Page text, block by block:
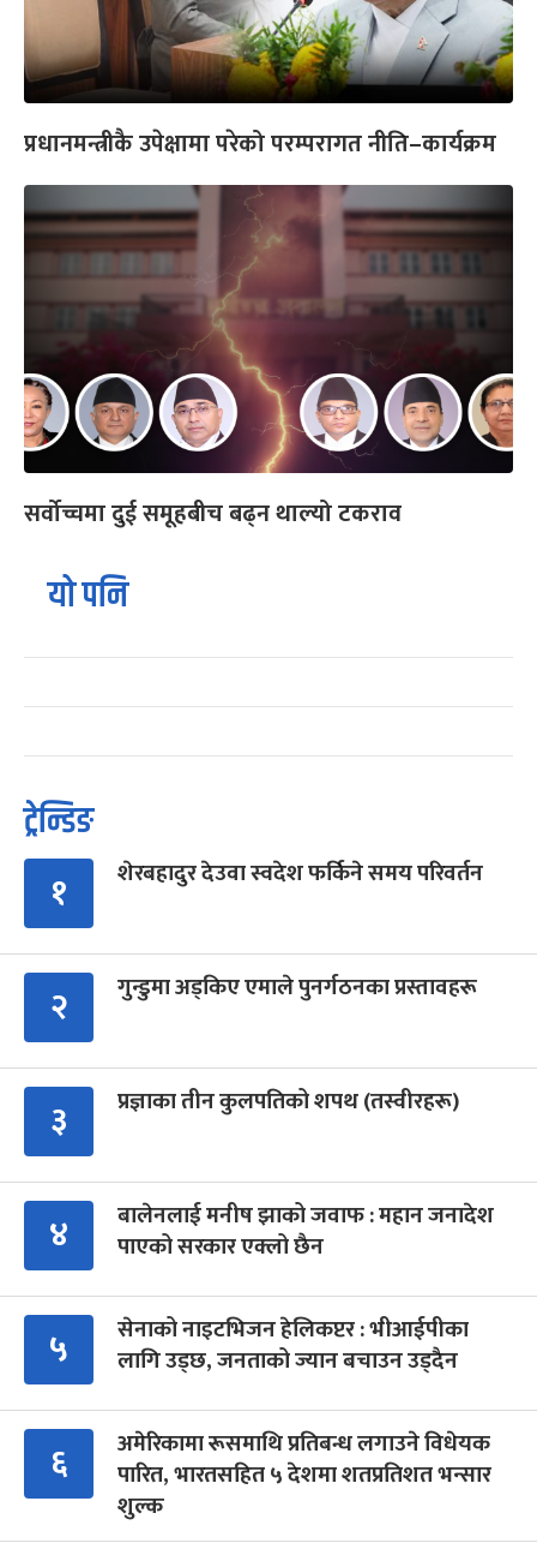
प्रधानमन्त्रीकै उपेक्षामा परेको परम्परागत नीति–कार्यक्रम
सर्वोच्चमा दुई समूहबीच बढ्न थाल्यो टकराव
यो पनि
ट्रेन्डिङ
१ शेरबहादुर देउवा स्वदेश फर्किने समय परिवर्तन
२ गुन्डुमा अड्किए एमाले पुनर्गठनका प्रस्तावहरू
३ प्रज्ञाका तीन कुलपतिको शपथ (तस्वीरहरू)
४
बालेनलाई मनीष झाको जवाफ : महान जनादेश
पाएको सरकार एक्लो छैन
५
सेनाको नाइटभिजन हेलिकप्टर : भीआईपीका
लागि उड्छ, जनताको ज्यान बचाउन उड्दैन
६
अमेरिकामा रूसमाथि प्रतिबन्ध लगाउने विधेयक
पारित, भारतसहित ५ देशमा शतप्रतिशत भन्सार
शुल्क